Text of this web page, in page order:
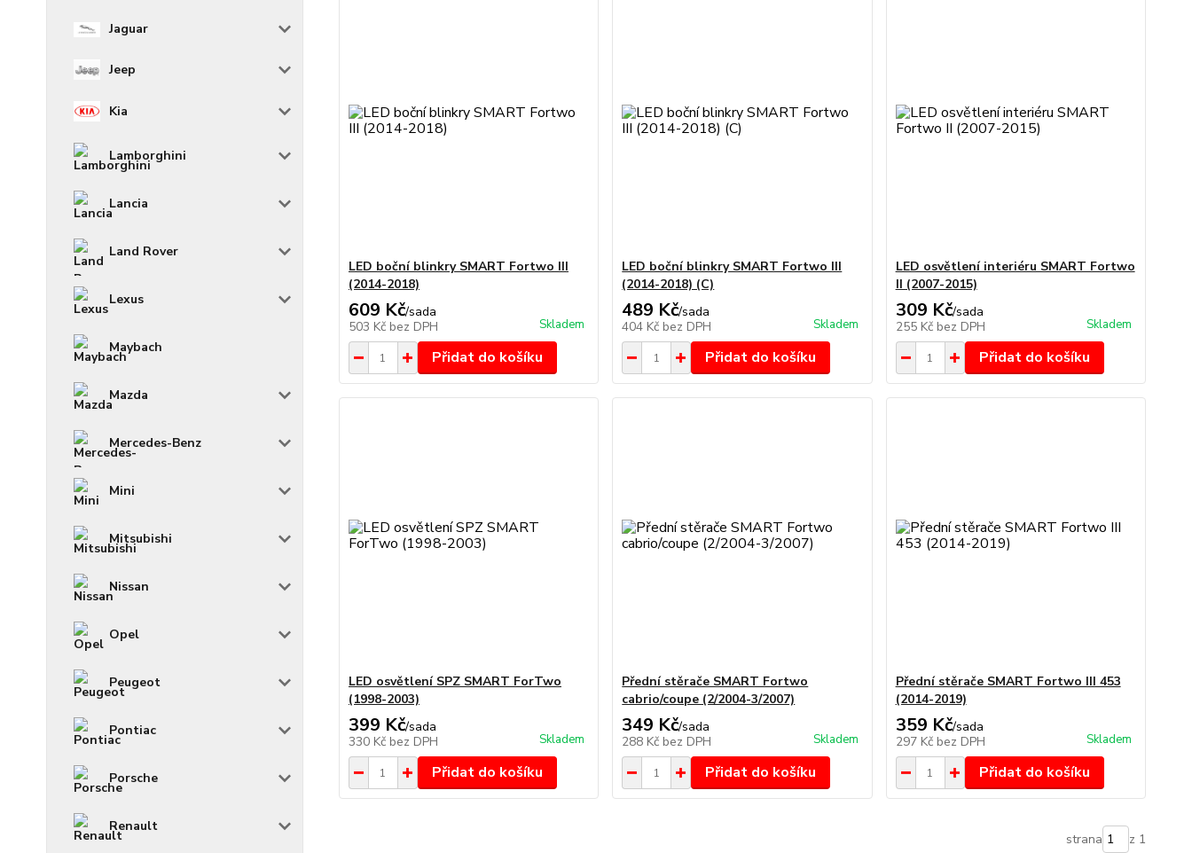
Jaguar
Jeep
Kia
Lamborghini
Lancia
Land Rover
Lexus
Maybach
Mazda
Mercedes-Benz
Mini
Mitsubishi
Nissan
Opel
Peugeot
Pontiac
Porsche
Renault
LED boční blinkry SMART Fortwo III
(2014-2018)
609 Kč/sada
503 Kč bez DPH Skladem
Přidat do košíku
LED boční blinkry SMART Fortwo III
(2014-2018) (C)
489 Kč/sada
404 Kč bez DPH Skladem
Přidat do košíku
LED osvětlení interiéru SMART Fortwo
II (2007-2015)
309 Kč/sada
255 Kč bez DPH Skladem
Přidat do košíku
LED osvětlení SPZ SMART ForTwo
(1998-2003)
399 Kč/sada
330 Kč bez DPH Skladem
Přidat do košíku
Přední stěrače SMART Fortwo
cabrio/coupe (2/2004-3/2007)
349 Kč/sada
288 Kč bez DPH Skladem
Přidat do košíku
Přední stěrače SMART Fortwo III 453
(2014-2019)
359 Kč/sada
297 Kč bez DPH Skladem
Přidat do košíku
strana z 1